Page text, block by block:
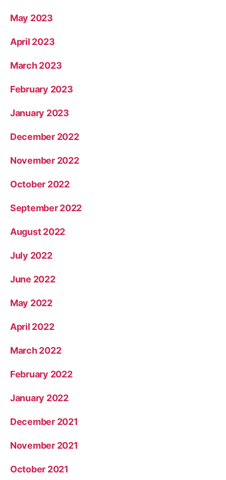
May 2023
April 2023
March 2023
February 2023
January 2023
December 2022
November 2022
October 2022
September 2022
August 2022
July 2022
June 2022
May 2022
April 2022
March 2022
February 2022
January 2022
December 2021
November 2021
October 2021